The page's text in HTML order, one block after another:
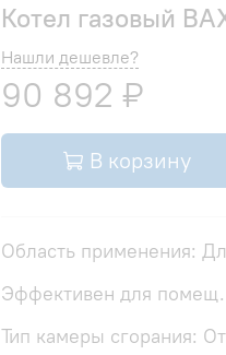
Котел газовый
Нашли дешевле?
90 892 ₽
В корзину
Область применения:
Эффективен для
Тип камеры сгорания: